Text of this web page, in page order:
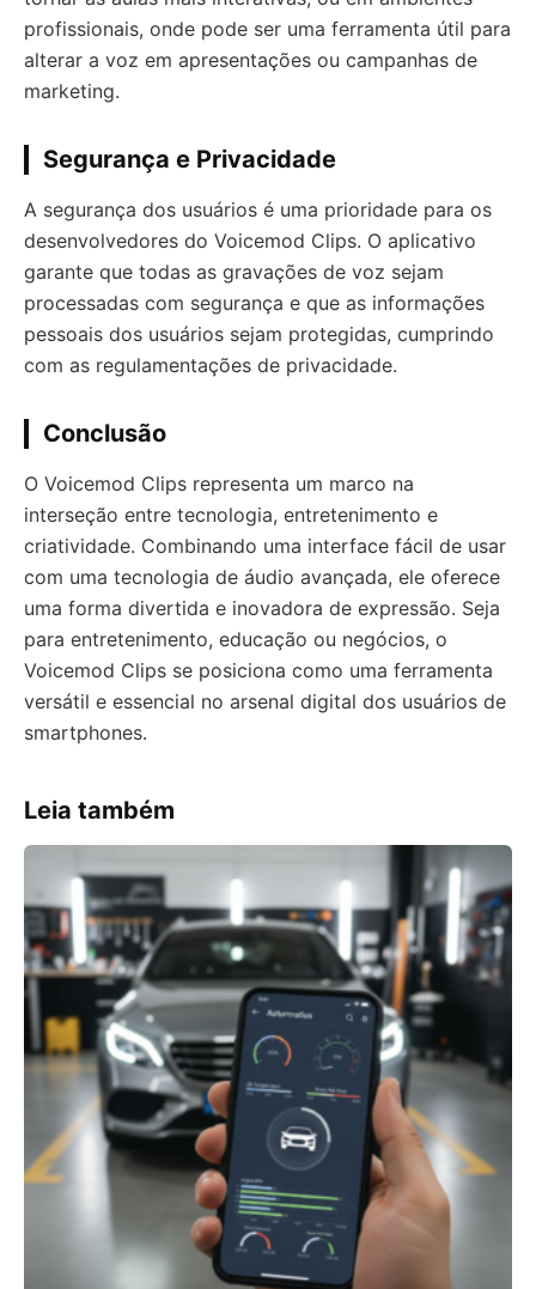
profissionais, onde pode ser uma ferramenta útil para
alterar a voz em apresentações ou campanhas de
marketing.
Segurança e Privacidade
A segurança dos usuários é uma prioridade para os
desenvolvedores do Voicemod Clips. O aplicativo
garante que todas as gravações de voz sejam
processadas com segurança e que as informações
pessoais dos usuários sejam protegidas, cumprindo
com as regulamentações de privacidade.
Conclusão
O Voicemod Clips representa um marco na
interseção entre tecnologia, entretenimento e
criatividade. Combinando uma interface fácil de usar
com uma tecnologia de áudio avançada, ele oferece
uma forma divertida e inovadora de expressão. Seja
para entretenimento, educação ou negócios, o
Voicemod Clips se posiciona como uma ferramenta
versátil e essencial no arsenal digital dos usuários de
smartphones.
Leia também